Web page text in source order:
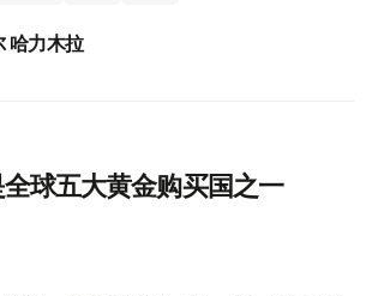
哈力木拉
球五大黄金购买国之一